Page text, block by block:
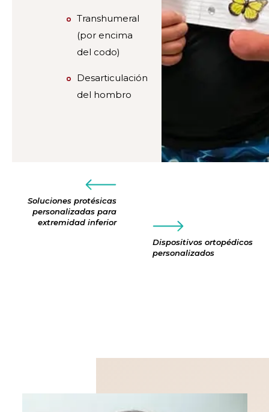
Transhumeral
(por encima
del codo)
Desarticulación
del hombro
Soluciones protésicas
personalizadas para
extremidad inferior
Dispositivos ortopédicos
personalizados